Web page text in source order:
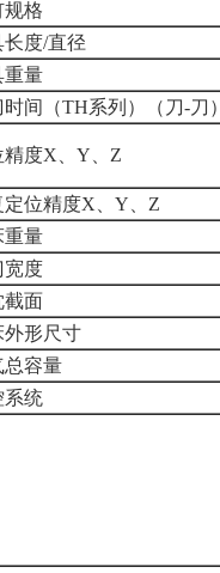
规格
长度/直径
重量
间（TH系列）（刀-刀）
精度X、Y、Z
定位精度X、Y、Z
重量
宽度
截面
外形尺寸
总容量
系统